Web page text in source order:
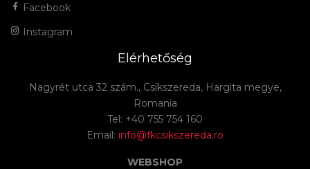
Facebook
Instagram
Elérhetőség
Nagyrét utca 32 szám., Csíkszereda, Hargita megye,
Romania
Tel: +40 755 754 160
Email: info@fkcsikszereda.ro
WEBSHOP